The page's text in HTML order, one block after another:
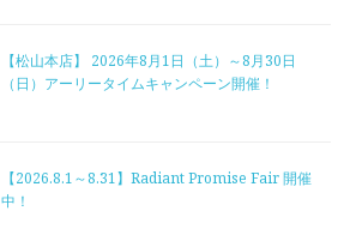
【松山本店】 2026年8月1日（土）～8月30日
（日）アーリータイムキャンペーン開催！
【2026.8.1～8.31】Radiant Promise Fair 開催
中！